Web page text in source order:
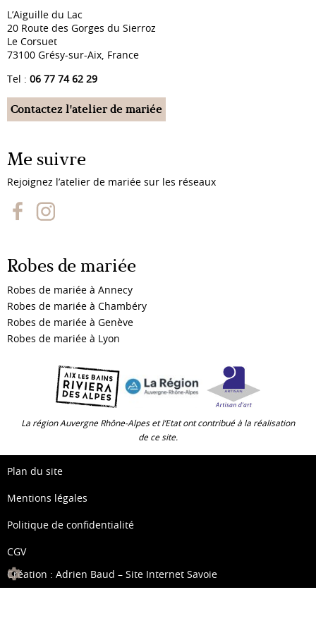
L’Aiguille du Lac
20 Route des Gorges du Sierroz
Le Corsuet
73100 Grésy-sur-Aix, France
Tel : 06 77 74 62 29
Contactez l'atelier de mariée
Me suivre
Rejoignez l’atelier de mariée sur les réseaux
Robes de mariée
Robes de mariée à Annecy
Robes de mariée à Chambéry
Robes de mariée à Genève
Robes de mariée à Lyon
La région Auvergne Rhône-Alpes et l’Etat ont contribué à la réalisation
de ce site.
Plan du site
Mentions légales
Politique de confidentialité
CGV
Création : Adrien Baud – Site Internet Savoie